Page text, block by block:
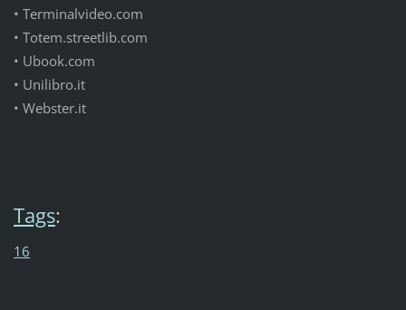
• Terminalvideo.com
• Totem.streetlib.com
• Ubook.com
• Unilibro.it
• Webster.it
Tags:
16